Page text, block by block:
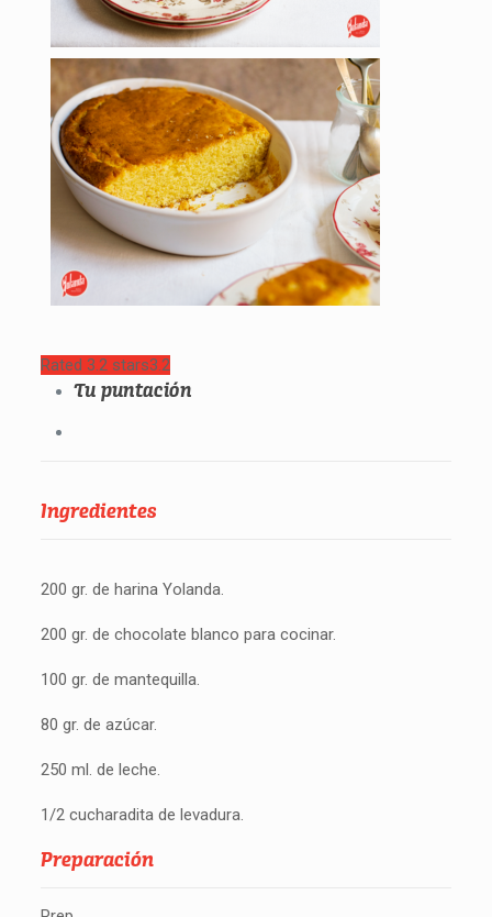
Rated 3.2 stars3.2
Tu puntación
Ingredientes
200 gr. de harina Yolanda.
200 gr. de chocolate blanco para cocinar.
100 gr. de mantequilla.
80 gr. de azúcar.
250 ml. de leche.
1/2 cucharadita de levadura.
Preparación